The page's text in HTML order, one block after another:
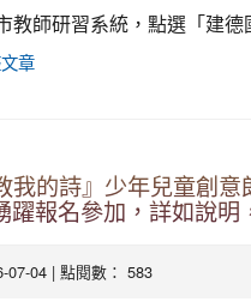
教師研習系統，點選「建
章
我的詩』少年兒童創
躍報名參加，詳如說明
07-04 | 點閱數： 583